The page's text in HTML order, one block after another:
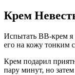
Крем
Испытать ВВ-крем я
его на кожу тонким
Крем подарил
пару минут, но